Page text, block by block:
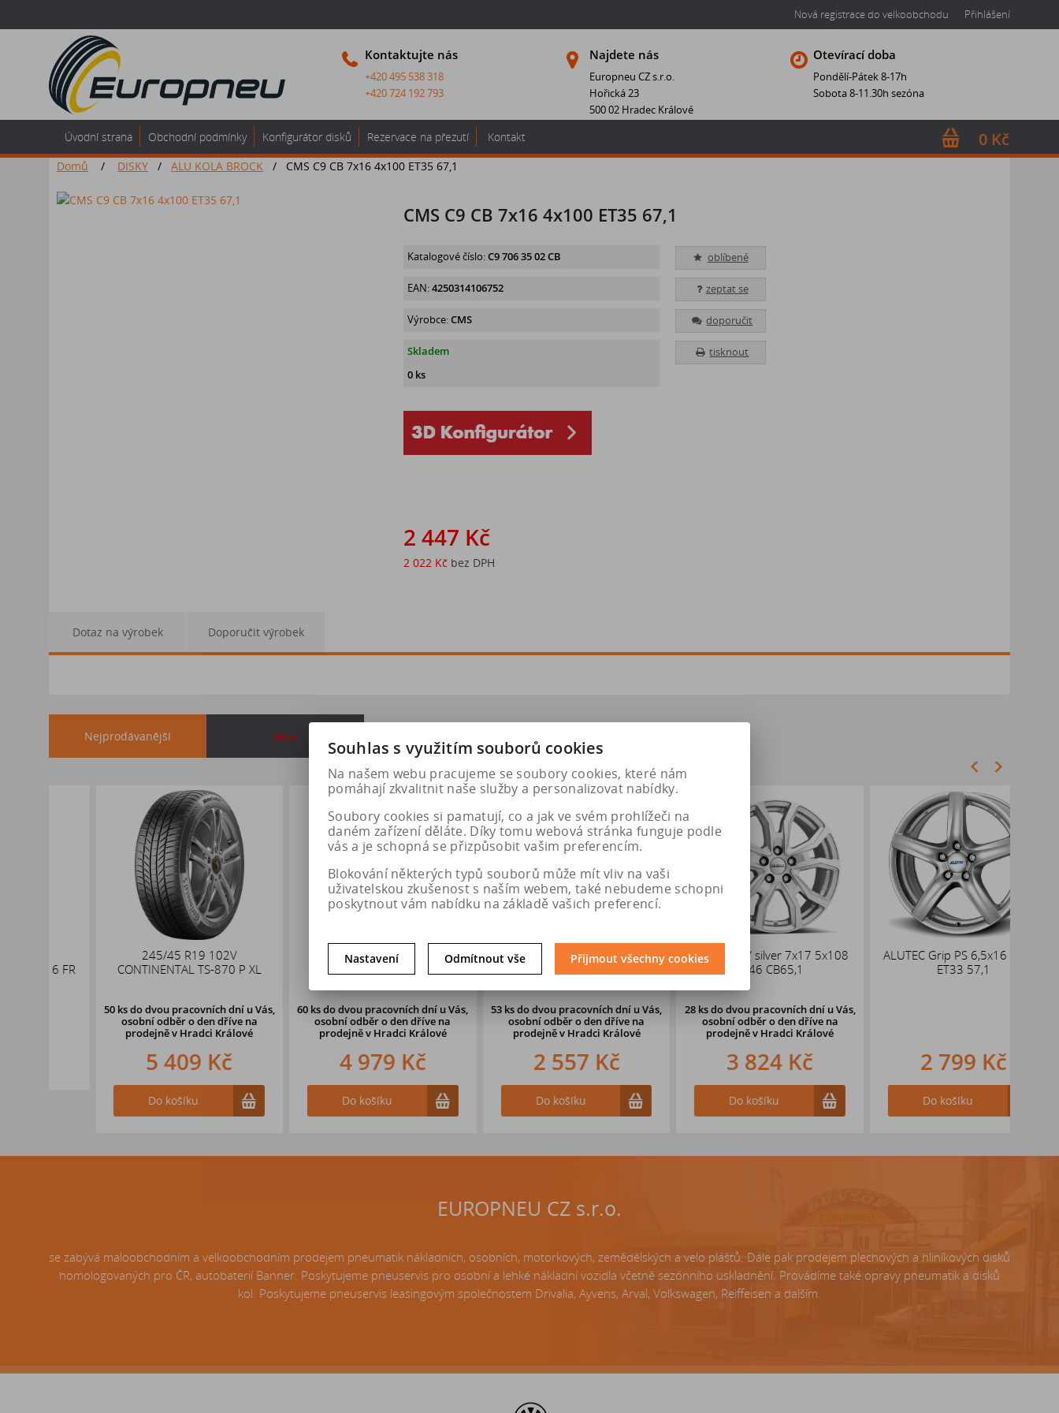
Nová registrace do velkoobchodu Přihlášení
Kontaktujte nás
+420 495 538 318
+420 724 192 793
Najdete nás
Europneu CZ s.r.o.
Hořická 23
500 02 Hradec Králové
Otevírací doba
Pondělí-Pátek 8-17h
Sobota 8-11.30h sezóna
0 Kč
Úvodní strana Obchodní podmínky Konfigurátor disků Rezervace na přezutí
Kontakt
Domů
/ DISKY / ALU KOLA BROCK / CMS C9 CB 7x16 4x100 ET35 67,1
CMS C9 CB 7x16 4x100 ET35 67,1
oblíbené
zeptat se
doporučit
tisknout
Katalogové číslo:C9 706 35 02 CB
EAN:4250314106752
Výrobce:CMS
Skladem
0 ks
2 447 Kč
2 022 Kč bez DPH
Dotaz na výrobek Doporučit výrobek
Nejprodávanější akce
245/45 R19 102V
CONTINENTAL TS-870 P XL
do dvou pracovních dní u Vás,
osobní odběr o den dřívena
prodejně v Hradci Králové
5 409 Kč
Do košíku
DEZENT TA dark 7,5x18
60 ks
do dvou pracovních dní u Vás,
osobní odběr o den dřívena
prodejně v Hradci Králové
4 979 Kč
Do košíku
DEZENT TU silver 6,5x16
5x114,3 ET50 CB67,1
53 ks
do dvou pracovních dní u Vás,
osobní odběr o den dřívena
prodejně v Hradci Králové
2 557 Kč
Do košíku
DEZENT TV silver 7x17 5x108
ET46 CB65,1
28 ks
do dvou pracovních dní u Vás,
osobní odběr o den dřívena
prodejně v Hradci Králové
3 824 Kč
Do košíku
ALUTEC Grip PS 6,5x16 5x112
ET33 57,1
2 799 Kč
Do košíku
EUROPNEU CZ s.r.o.
se zabývá maloobchodním a velkoobchodním prodejem pneumatik nákladních, osobních, motorkových, zemědělských a velo plášťů. Dále pak prodejem plechových a hliníkových disků
homologovaných pro ČR, autobaterií Banner. Poskytujeme pneuservis pro osobní a lehké nákladní vozidla včetně sezónního uskladnění. Provádíme také opravy pneumatik a disků
kol. Poskytujeme pneuservis leasingovým společnostem Drivalia, Ayvens, Arval, Volkswagen, Reiffeisen a dalším.
Souhlas s využitím souborů cookies
Na našem webu pracujeme se soubory cookies, které nám
pomáhají zkvalitnit naše služby a personalizovat nabídky.
Soubory cookies si pamatují, co a jak ve svém prohlížeči na
daném zařízení děláte. Díky tomu webová stránka funguje podle
vás a je schopná se přizpůsobit vašim preferencím.
Blokování některých typů souborů může mít vliv na vaši
uživatelskou zkušenost s naším webem, také nebudeme schopni
poskytnout vám nabídku na základě vašich preferencí.
Nastavení Odmítnout vše Přijmout všechny cookies